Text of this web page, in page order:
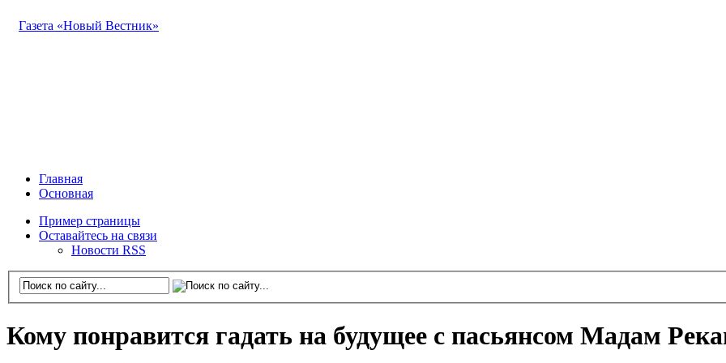
Газета «Новый Вестник»
Главная
Основная
Пример страницы
Оставайтесь на связи
Новости RSS
Кому понравится гадать на будущее с пасьянсом Мадам